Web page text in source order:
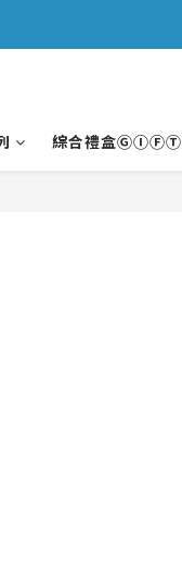
綜合禮盒ⒼⒾⒻⓉ